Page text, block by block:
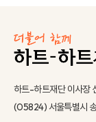
하트-하트재단 이사장
(05824) 서울특별시